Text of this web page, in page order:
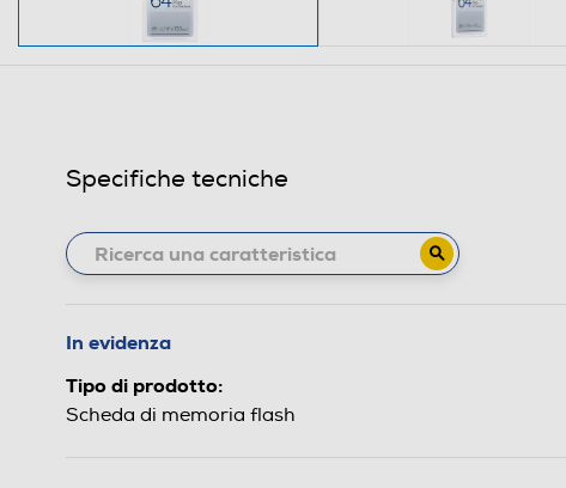
Specifiche tecniche
In evidenza
Tipo di prodotto:
Scheda di memoria flash